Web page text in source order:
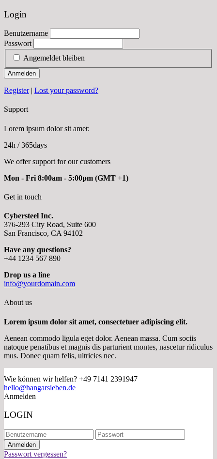
Login
Benutzername
Passwort
Angemeldet bleiben
Anmelden
Register| Lost your password?
Support
Lorem ipsum dolor sit amet:
24h / 365days
We offer support for our customers
Mon - Fri 8:00am - 5:00pm (GMT +1)
Get in touch
Cybersteel Inc.
376-293 City Road, Suite 600
San Francisco, CA 94102
Have any questions?
+44 1234 567 890
Drop us a line
info@yourdomain.com
About us
Lorem ipsum dolor sit amet, consectetuer adipiscing elit.
Aenean commodo ligula eget dolor. Aenean massa. Cum sociis
natoque penatibus et magnis dis parturient montes, nascetur ridiculus
mus. Donec quam felis, ultricies nec.
Wie können wir helfen? +49 7141 2391947
hello@hangarsieben.de
Anmelden
LOGIN
Passwort vergessen?